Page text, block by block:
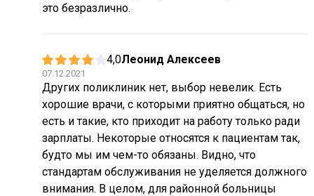
это безразлично.
4,0Леонид Алексеев
07.12.2021
Других поликлиник нет, выбор невелик. Есть
хорошие врачи, с которыми приятно общаться, но
есть и такие, кто приходит на работу только ради
зарплаты. Некоторые относятся к пациентам так,
будто мы им чем-то обязаны. Видно, что
стандартам обслуживания не уделяется должного
внимания. В целом, для районной больницы